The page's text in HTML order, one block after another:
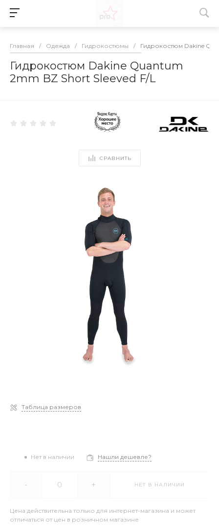
Главная / Одежда / Гидрокостюмы / Гидрокостюм Dakine
Гидрокостюм Dakine Quantum
2mm BZ Short Sleeved F/L
СРАВНИТЬ
Таблица размеров
Нет в наличии Нашли дешевле?
- + НЕТ В НАЛИЧИИ
Цена действительна только для интернет-магазина и может
отличаться от цен в розничном магазине